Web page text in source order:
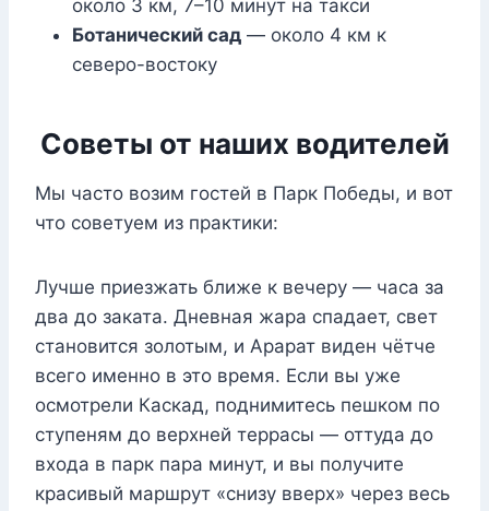
около 3 км, 7–10 минут на такси
Ботанический сад — около 4 км к
северо-востоку
Советы от наших водителей
Мы часто возим гостей в Парк Победы, и вот
что советуем из практики:
Лучше приезжать ближе к вечеру — часа за
два до заката. Дневная жара спадает, свет
становится золотым, и Арарат виден чётче
всего именно в это время. Если вы уже
осмотрели Каскад, поднимитесь пешком по
ступеням до верхней террасы — оттуда до
входа в парк пара минут, и вы получите
красивый маршрут «снизу вверх» через весь